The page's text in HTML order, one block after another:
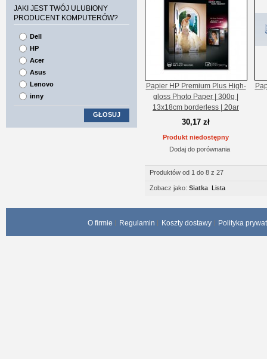
Papier HP Premium Plus High-
gloss Photo Paper | 300g |
13x18cm borderless | 20ar
30,17 zł
Produkt niedostępny
Dodaj do porównania
Produktów od 1 do 8 z 27
Zobacz jako: Siatka Lista
JAKI JEST TWÓJ ULUBIONY
PRODUCENT KOMPUTERÓW?
Dell
HP
Acer
Asus
Lenovo
inny
GŁOSUJ
O firmie Regulamin Koszty dostawy Polityka